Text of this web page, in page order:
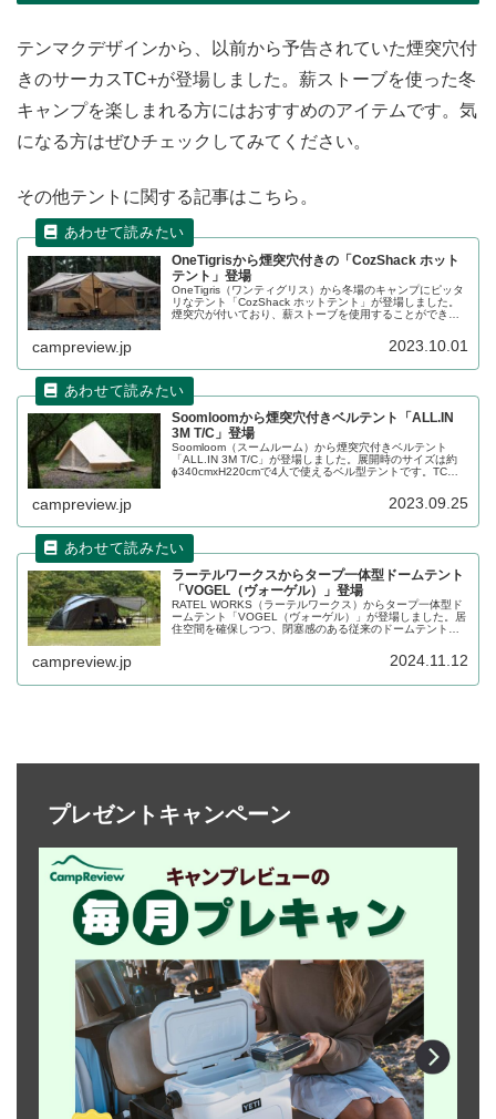
テンマクデザインから、以前から予告されていた煙突穴付
きのサーカスTC+が登場しました。薪ストーブを使った冬
キャンプを楽しまれる方にはおすすめのアイテムです。気
になる方はぜひチェックしてみてください。
その他テントに関する記事はこちら。
OneTigrisから煙突穴付きの「CozShack ホット
テント」登場
OneTigris（ワンティグリス）から冬場のキャンプにピッタ
リなテント「CozShack ホットテント」が登場しました。
煙突穴が付いており、薪ストーブを使用することができる
campreview.jp 2023.10.01
Soomloomから煙突穴付きベルテント「ALL.IN
3M T/C」登場
Soomloom（スームルーム）から煙突穴付きベルテント
「ALL.IN 3M T/C」が登場しました。展開時のサイズは約
ɸ340cmxH220cmで4人で使えるベル型テントです。TC素
るため冬キャンプにも最適です。詳細をレビューします。
campreview.jp 2023.09.25
ラーテルワークスからタープ一体型ドームテント
「VOGEL（ヴォーゲル）」登場
RATEL WORKS（ラーテルワークス）からタープ一体型ド
ームテント「VOGEL（ヴォーゲル）」が登場しました。居
住空間を確保しつつ、閉塞感のある従来のドームテントで
campreview.jp 2024.11.12
プレゼントキャンペーン